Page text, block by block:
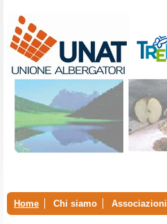
Home Chi siamo Associazioni